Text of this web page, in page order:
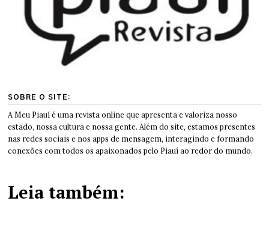
SOBRE O SITE:
A Meu Piauí é uma revista online que apresenta e valoriza nosso
estado, nossa cultura e nossa gente. Além do site, estamos presentes
nas redes sociais e nos apps de mensagem, interagindo e formando
conexões com todos os apaixonados pelo Piauí ao redor do mundo.
Leia também: